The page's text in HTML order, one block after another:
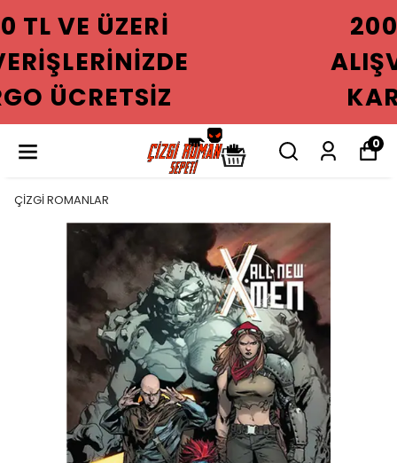
2000 TL VE ÜZERI
ALIŞVERIŞLERINIZDE
KARGO ÜCRETSIZ
0
ÇİZGİ ROMANLAR